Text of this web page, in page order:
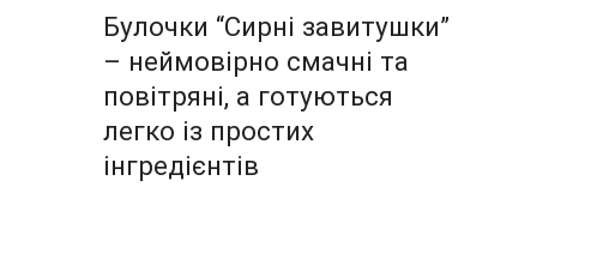
Булочки “Сирні завитушки”
– неймовірно смачні та
повітряні, а готуються
легко із простих
інгредієнтів